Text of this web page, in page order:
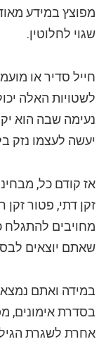
מפוצץ במידע
שגוי לחלוטין.
חייל סדיר או
לשטויות האלה
נעימה שבה הוא
יעשה לעצמו נזק
אז קודם כל,
זקן דתי, פטור זקן
מחויבים להתגלח
שאתם יוצאים
במידה ואתם
בסדרת אימונים,
אחרת לשגרת